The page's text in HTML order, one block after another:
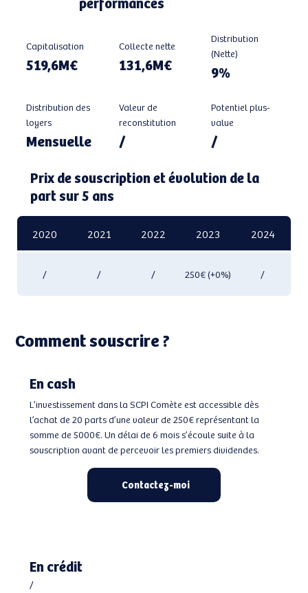
Capitalisation
519,6M€
Collecte nette
131,6M€
Distribution
(Nette)
9%
Potentiel plus-
value
/
Valeur de
reconstitution
/
Distribution des
loyers
Mensuelle
2020 2021 2022 2023 2024
/ / / 250€ (+0%) /
Prix de souscription et évolution de la
part sur 5 ans
En cash
L’investissement dans la SCPI Comète est accessible dès
l’achat de 20 parts d’une valeur de 250€ représentant la
somme de 5000€. Un délai de 6 mois s’écoule suite à la
souscription avant de percevoir les premiers dividendes.
Contactez-moi
En crédit
/
Comment souscrire ?